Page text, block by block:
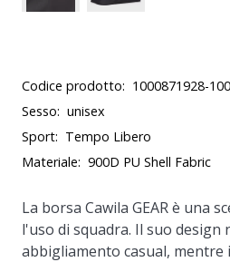
Codice prodotto: 1000871928-
Sesso: unisex
Sport: Tempo Libero
Materiale: 900D PU Shell Fabric
La borsa Cawila GEAR è una
l'uso di squadra. Il suo
abbigliamento casual, mentre